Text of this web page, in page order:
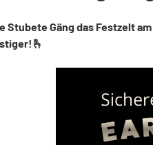
Stubete Gäng das Festzelt